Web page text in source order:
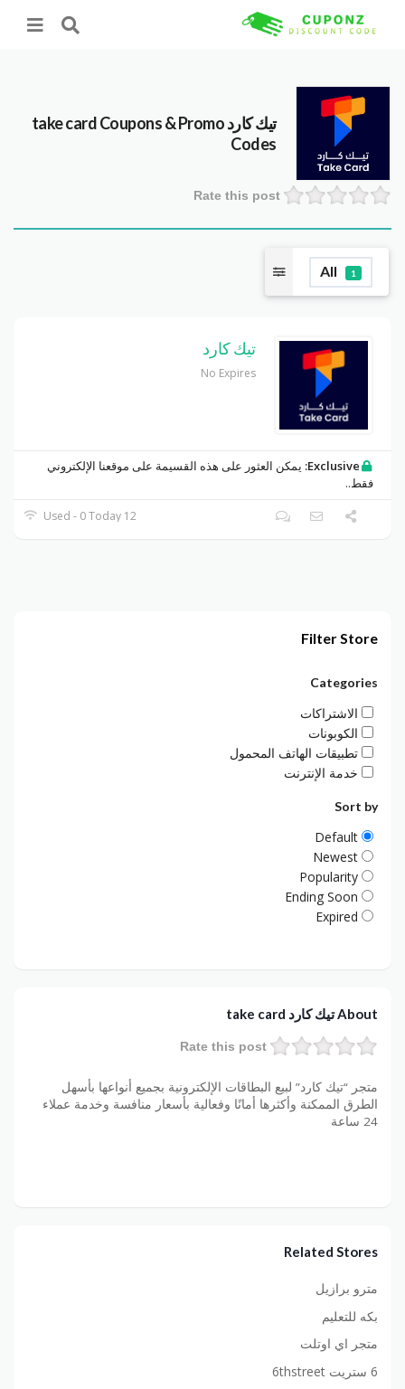
تيك كارد take cardCoupons & Promo
Codes
Rate this post
All 1
تيك كارد
No Expires
Exclusive: يمكن العثور على هذه القسيمة على موقعنا الإلكتروني
فقط..
12 Used - 0 Today
Filter Store
Categories
الاشتراكات
الكوبونات
تطبيقات الهاتف المحمول
خدمة الإنترنت
Sort by
Default
Newest
Popularity
Ending Soon
Expired
About تيك كارد take card
Rate this post
متجر “تيك كارد” لبيع البطاقات الإلكترونية بجميع أنواعها بأسهل
الطرق الممكنة وأكثرها أمانًا وفعالية بأسعار منافسة وخدمة عملاء
24 ساعة
Related Stores
مترو برازيل
بكه للتعليم
متجر اي اوتلت
6 ستريت 6thstreet